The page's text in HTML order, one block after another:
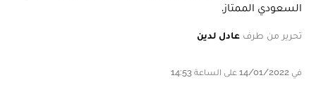
السعودي الممتاز.
تحرير من طرف عادل لدين
في 14/01/2022 على الساعة 14:53